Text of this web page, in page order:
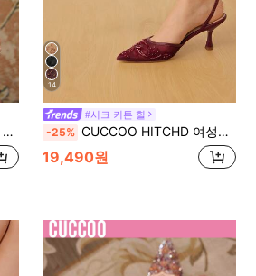
14
#시크 키튼 힐
-25% CUCCOO HITCHD 여성용 새로운 자수 레이스 뾰족한 토 우아한 샴페인 메쉬 하이힐, 로맨틱 데이트, 결혼식, 연회를 위한 신부 신발
19,490원